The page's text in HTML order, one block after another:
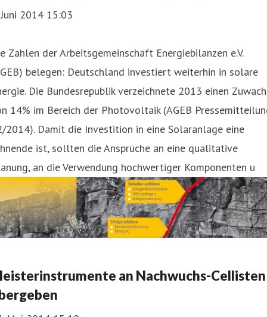
2014 15:03
Zahlen der Arbeitsgemeinschaft Energiebilanzen e.V.
belegen: Deutschland investiert weiterhin in solare
Die Bundesrepublik verzeichnete 2013 einen
14% im Bereich der Photovoltaik (AGEB
2014). Damit die Investition in eine Solaranlage eine
ist, sollten die Ansprüche an eine qualitative
an die Verwendung hochwertiger Komponenten u
an Nachwuchs-Cellisten